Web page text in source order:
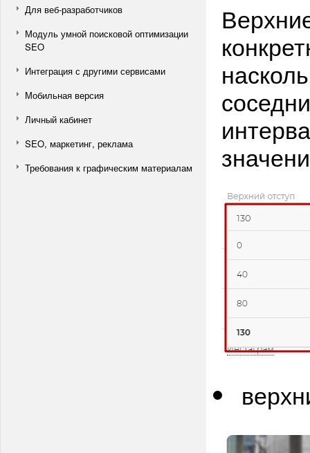
Для веб-разработчиков
Модуль умной поисковой оптимизации
SEO
Интеграция с другими сервисами
Мобильная версия
Личный кабинет
SEO, маркетинг, реклама
Требования к графическим материалам